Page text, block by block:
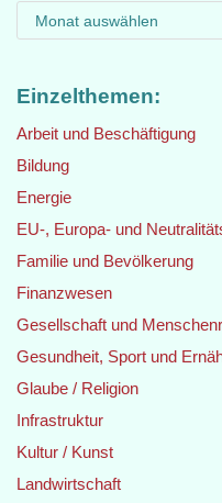
Einzelthemen:
Arbeit und Beschäftigung
Bildung
Energie
EU-, Europa- und
Familie und Bevölkerung
Finanzwesen
Gesellschaft und
Gesundheit, Sport und
Glaube / Religion
Infrastruktur
Kultur / Kunst
Landwirtschaft